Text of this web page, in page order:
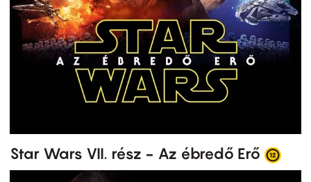
Star Wars VII. rész - Az ébredő Erő